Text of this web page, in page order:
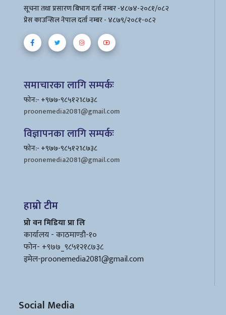
सूचना तथा प्रसारण बिभाग दर्ता नम्बर -४८७४-२०८१/०८२
प्रेस काउन्सिल नेपाल दर्ता नम्बर - ४८७९/२०८१-०८२
समाचारका लागि सम्पर्कः
फोन:- +९७७-९८५१२1८७३८
proonemedia2081@gmail.com
विज्ञापनका लागि सम्पर्कः
फोन:- +९७७-९८५१२1८७३८
proonemedia2081@gmail.com
हाम्रो टीम
प्रो वन मिडिया प्रा लि
कार्यालय - काठमाण्डौ-१०
फोन- +९७७_९८५१२१८७३८
इमेल-proonemedia2081@gmail.com
Social Media